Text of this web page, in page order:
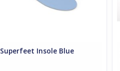
Superfeet Insole Blue